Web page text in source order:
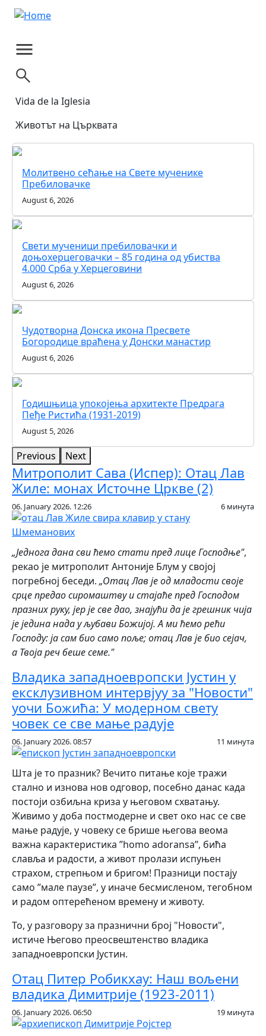
Skip to main content
Vida de la Iglesia
Животът на Църквата
Молитвено сећање на Свете мученике
Пребиловачке
August 6, 2026
Свети мученици пребиловачки и
доњохерцеговачки – 85 година од убиства
4.000 Срба у Херцеговини
August 6, 2026
Чудотворна Донска икона Пресвете
Богородице враћена у Донски манастир
August 6, 2026
Годишњица упокојења архитекте Предрага
Пеђе Ристића (1931-2019)
August 5, 2026
Previous Next
Митрополит Сава (Испер): Отац Лав
Жиле: монах Источне Цркве (2)
06. January 2026. 12:26 6 минута
„Једнога дана сви ћемо стати пред лице Господње",
рекао је митрополит Антоније Блум у својој
погребној беседи. „Отац Лав је од младости своје
срце предао сиромаштву и стајаће пред Господом
празних руку, јер је све дао, знајући да је грешник чија
је једина нада у љубави Божијој. А ми ћемо рећи
Господу: ја сам био само поље; отац Лав је био сејач,
а Твоја реч беше семе."
Владика западноевропски Јустин у
ексклузивном интервјуу за "Новости"
уочи Божића: У модерном свету
човек се све мање радује
06. January 2026. 08:57 11 минута
Шта је то празник? Вечито питање које тражи
стално и изнова нов одговор, посебно данас када
постоји озбиљна криза у његовом схватању.
Живимо у доба постмодерне и свет око нас се све
мање радује, у човеку се брише његова веома
важна карактеристика ”homo adoransa”, бића
славља и радости, а живот пролази испуњен
страхом, стрепњом и бригом! Празници постају
само ”мале паузе”, у иначе бесмисленом, тегобном
и радом оптерећеном времену и животу.
То, у разговору за празнични број "Новости",
истиче Његово преосвештенство владика
западноевропски Јустин.
Отац Питер Робикхау: Наш вољени
владика Димитрије (1923-2011)
06. January 2026. 06:50 19 минута